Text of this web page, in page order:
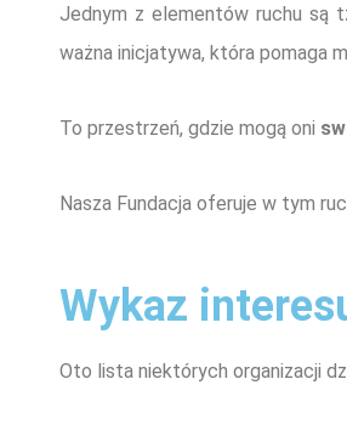
Jednym z elementów ruchu są
ważna inicjatywa, która pomaga
To przestrzeń, gdzie mogą oni
Nasza Fundacja oferuje w tym
Wykaz
Oto lista niektórych organizacji